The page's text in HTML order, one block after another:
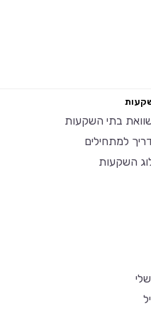
בתי השקעות
למתחילים
השקעות